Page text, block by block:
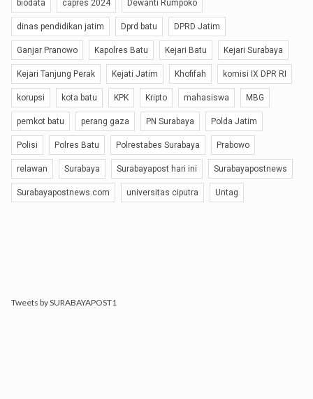
biodata capres 2024 Dewanti Rumpoko
dinas pendidikan jatim Dprd batu DPRD Jatim
Ganjar Pranowo Kapolres Batu Kejari Batu Kejari Surabaya
Kejari Tanjung Perak Kejati Jatim Khofifah komisi IX DPR RI
korupsi kota batu KPK Kripto mahasiswa MBG
pemkot batu perang gaza PN Surabaya Polda Jatim
Polisi Polres Batu Polrestabes Surabaya Prabowo
relawan Surabaya Surabayapost hari ini Surabayapostnews
Surabayapostnews.com universitas ciputra Untag
Tweets by SURABAYAPOST1